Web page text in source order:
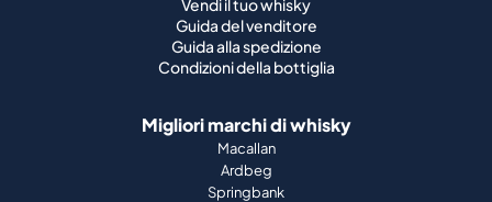
Guida del venditore
Guida alla spedizione
Condizioni della bottiglia
Migliori marchi di whisky
Macallan
Ardbeg
Springbank